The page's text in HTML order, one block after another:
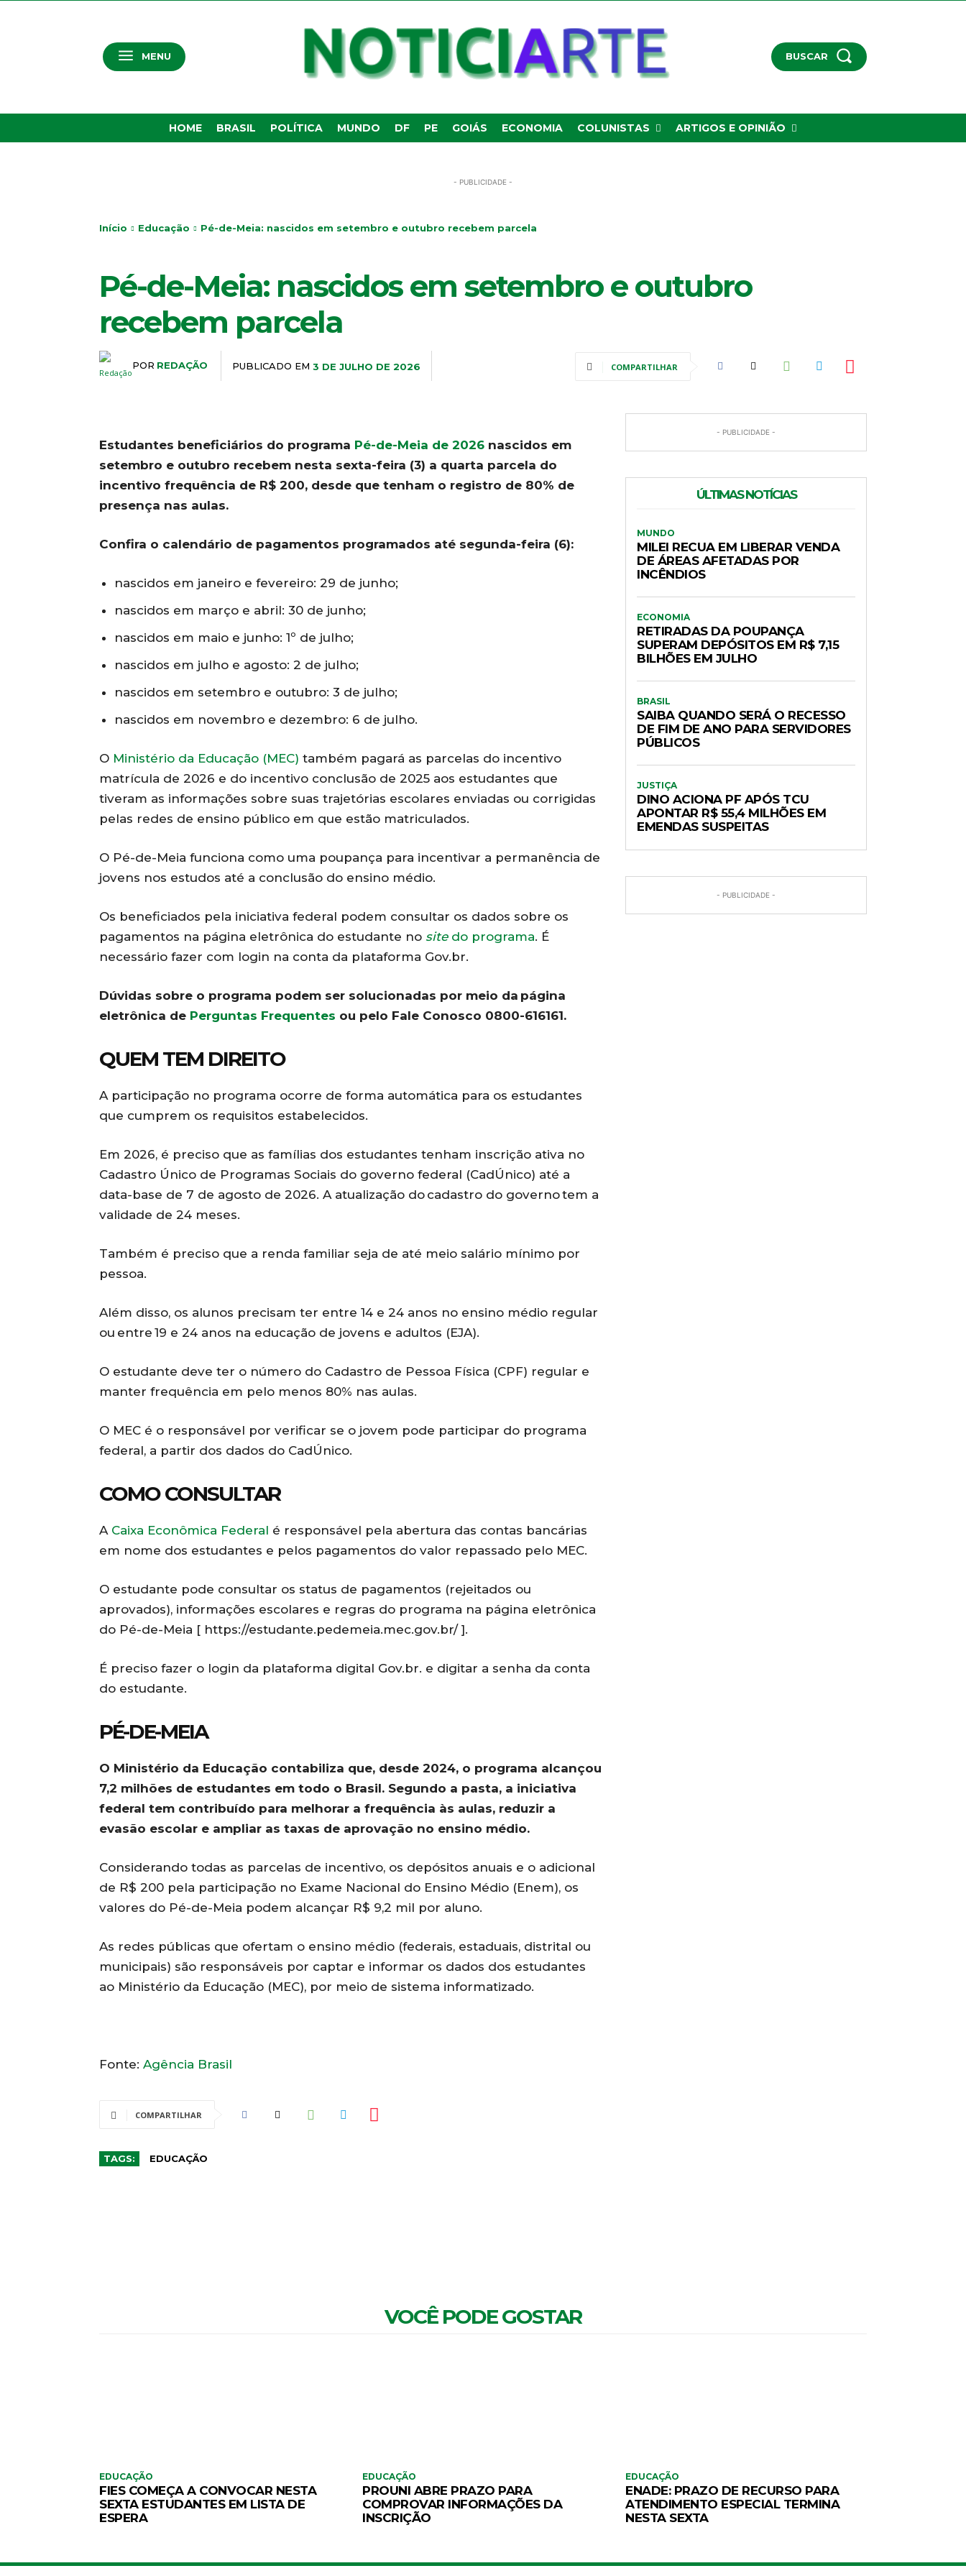
MENU BUSCAR
HOME BRASIL POLÍTICA MUNDO DF PE GOIÁS ECONOMIA COLUNISTAS ARTIGOS E OPINIÃO
- PUBLICIDADE -
Início Educação Pé-de-Meia: nascidos em setembro e outubro recebem parcela
Pé-de-Meia: nascidos em setembro e outubro
recebem parcela
POR REDAÇÃO PUBLICADO EM 3 DE JULHO DE 2026 COMPARTILHAR
Estudantes beneficiários do programa Pé-de-Meia de 2026 nascidos em
setembro e outubro recebem nesta sexta-feira (3) a quarta parcela do
incentivo frequência de R$ 200, desde que tenham o registro de 80% de
presença nas aulas.
Confira o calendário de pagamentos programados até segunda-feira (6):
nascidos em janeiro e fevereiro: 29 de junho;
nascidos em março e abril: 30 de junho;
nascidos em maio e junho: 1º de julho;
nascidos em julho e agosto: 2 de julho;
nascidos em setembro e outubro: 3 de julho;
nascidos em novembro e dezembro: 6 de julho.
O Ministério da Educação (MEC) também pagará as parcelas do incentivo
matrícula de 2026 e do incentivo conclusão de 2025 aos estudantes que
tiveram as informações sobre suas trajetórias escolares enviadas ou corrigidas
pelas redes de ensino público em que estão matriculados.
O Pé-de-Meia funciona como uma poupança para incentivar a permanência de
jovens nos estudos até a conclusão do ensino médio.
Os beneficiados pela iniciativa federal podem consultar os dados sobre os
pagamentos na página eletrônica do estudante no sitedo programa. É
necessário fazer com login na conta da plataforma Gov.br.
Dúvidas sobre o programa podem ser solucionadas por meio da página
eletrônica de Perguntas Frequentes ou pelo Fale Conosco 0800-616161.
QUEM TEM DIREITO
A participação no programa ocorre de forma automática para os estudantes
que cumprem os requisitos estabelecidos.
Em 2026, é preciso que as famílias dos estudantes tenham inscrição ativa no
Cadastro Único de Programas Sociais do governo federal (CadÚnico) até a
data-base de 7 de agosto de 2026. A atualização do cadastro do governo tem a
validade de 24 meses.
Também é preciso que a renda familiar seja de até meio salário mínimo por
pessoa.
Além disso, os alunos precisam ter entre 14 e 24 anos no ensino médio regular
ou entre 19 e 24 anos na educação de jovens e adultos (EJA).
O estudante deve ter o número do Cadastro de Pessoa Física (CPF) regular e
manter frequência em pelo menos 80% nas aulas.
O MEC é o responsável por verificar se o jovem pode participar do programa
federal, a partir dos dados do CadÚnico.
COMO CONSULTAR
A Caixa Econômica Federal é responsável pela abertura das contas bancárias
em nome dos estudantes e pelos pagamentos do valor repassado pelo MEC.
O estudante pode consultar os status de pagamentos (rejeitados ou
aprovados), informações escolares e regras do programa na página eletrônica
do Pé-de-Meia [ https://estudante.pedemeia.mec.gov.br/ ].
É preciso fazer o login da plataforma digital Gov.br. e digitar a senha da conta
do estudante.
PÉ-DE-MEIA
O Ministério da Educação contabiliza que, desde 2024, o programa alcançou
7,2 milhões de estudantes em todo o Brasil. Segundo a pasta, a iniciativa
federal tem contribuído para melhorar a frequência às aulas, reduzir a
evasão escolar e ampliar as taxas de aprovação no ensino médio.
Considerando todas as parcelas de incentivo, os depósitos anuais e o adicional
de R$ 200 pela participação no Exame Nacional do Ensino Médio (Enem), os
valores do Pé-de-Meia podem alcançar R$ 9,2 mil por aluno.
As redes públicas que ofertam o ensino médio (federais, estaduais, distrital ou
municipais) são responsáveis por captar e informar os dados dos estudantes
ao Ministério da Educação (MEC), por meio de sistema informatizado.
Fonte: Agência Brasil
COMPARTILHAR
TAGS: EDUCAÇÃO
- PUBLICIDADE -
ÚLTIMAS NOTÍCIAS
MUNDO
MILEI RECUA EM LIBERAR VENDA
DE ÁREAS AFETADAS POR
INCÊNDIOS
ECONOMIA
RETIRADAS DA POUPANÇA
SUPERAM DEPÓSITOS EM R$ 7,15
BILHÕES EM JULHO
BRASIL
SAIBA QUANDO SERÁ O RECESSO
DE FIM DE ANO PARA SERVIDORES
PÚBLICOS
JUSTIÇA
DINO ACIONA PF APÓS TCU
APONTAR R$ 55,4 MILHÕES EM
EMENDAS SUSPEITAS
- PUBLICIDADE -
VOCÊ PODE GOSTAR
EDUCAÇÃO
FIES COMEÇA A CONVOCAR NESTA
SEXTA ESTUDANTES EM LISTA DE
ESPERA
EDUCAÇÃO
PROUNI ABRE PRAZO PARA
COMPROVAR INFORMAÇÕES DA
INSCRIÇÃO
EDUCAÇÃO
ENADE: PRAZO DE RECURSO PARA
ATENDIMENTO ESPECIAL TERMINA
NESTA SEXTA